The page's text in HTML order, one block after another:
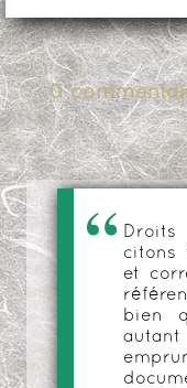
0
citons
et
bien